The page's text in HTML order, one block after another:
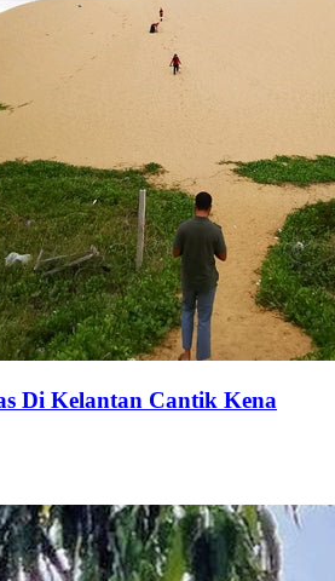
Di Kelantan Cantik Kena